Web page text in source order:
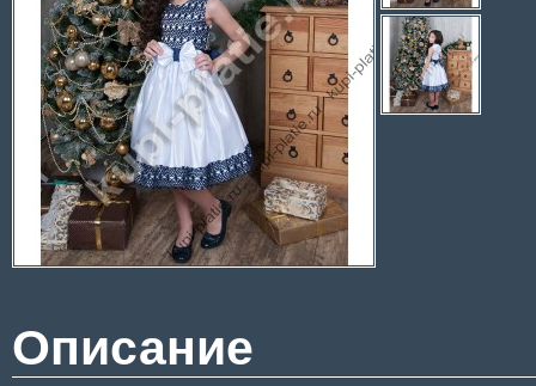
Описание